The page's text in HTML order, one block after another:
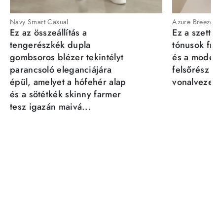
Navy Smart Casual
Ez az összeállítás a
tengerészkék dupla
gombsoros blézer tekintélyt
parancsoló eleganciájára
épül, amelyet a hófehér alap
és a sötétkék skinny farmer
tesz igazán maivá...
Azure Breeze
Ez a szett
tónusok
és a
felsőrész